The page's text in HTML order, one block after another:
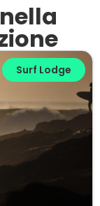
Surf Lodge